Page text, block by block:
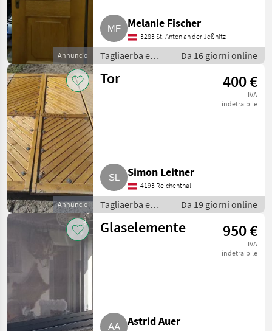
Annuncio
Melanie Fischer
3283 St. Anton an der Jeßnitz
Tagliaerba e
macchine da
giardinaggio /
Da 16 giorni online
Annuncio
Tor 400 €
IVA
indetraibile
Simon Leitner
4193 Reichenthal
Tagliaerba e
macchine da
giardinaggio /
Da 19 giorni online
Glaselemente 950 €
IVA
indetraibile
Astrid Auer